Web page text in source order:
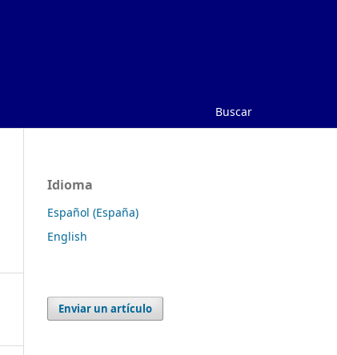
Buscar
Idioma
Español (España)
English
Enviar un artículo